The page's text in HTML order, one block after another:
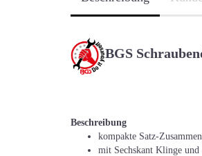
BGS
Beschreibung
kompakte Satz-
mit Sechskant Klinge und